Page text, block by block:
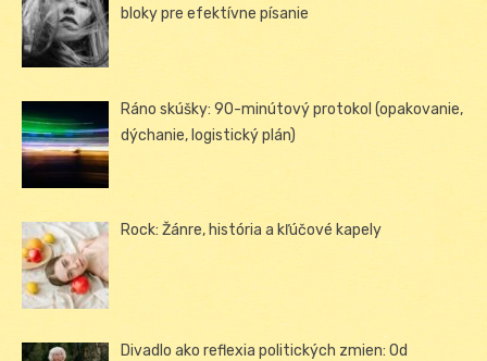
bloky pre efektívne písanie
Ráno skúšky: 90-minútový protokol (opakovanie,
dýchanie, logistický plán)
Rock: Žánre, história a kľúčové kapely
Divadlo ako reflexia politických zmien: Od